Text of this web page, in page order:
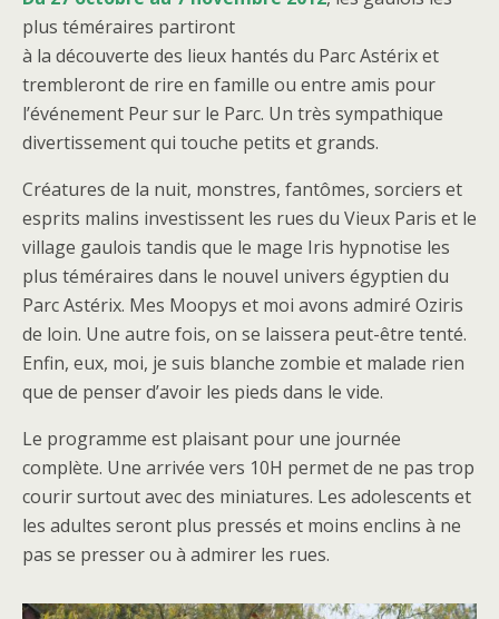
plus téméraires partiront
à la découverte des lieux hantés du Parc Astérix et
trembleront de rire en famille ou entre amis pour
l’événement Peur sur le Parc. Un très sympathique
divertissement qui touche petits et grands.
Créatures de la nuit, monstres, fantômes, sorciers et
esprits malins investissent les rues du Vieux Paris et le
village gaulois tandis que le mage Iris hypnotise les
plus téméraires dans le nouvel univers égyptien du
Parc Astérix. Mes Moopys et moi avons admiré Oziris
de loin. Une autre fois, on se laissera peut-être tenté.
Enfin, eux, moi, je suis blanche zombie et malade rien
que de penser d’avoir les pieds dans le vide.
Le programme est plaisant pour une journée
complète. Une arrivée vers 10H permet de ne pas trop
courir surtout avec des miniatures. Les adolescents et
les adultes seront plus pressés et moins enclins à ne
pas se presser ou à admirer les rues.